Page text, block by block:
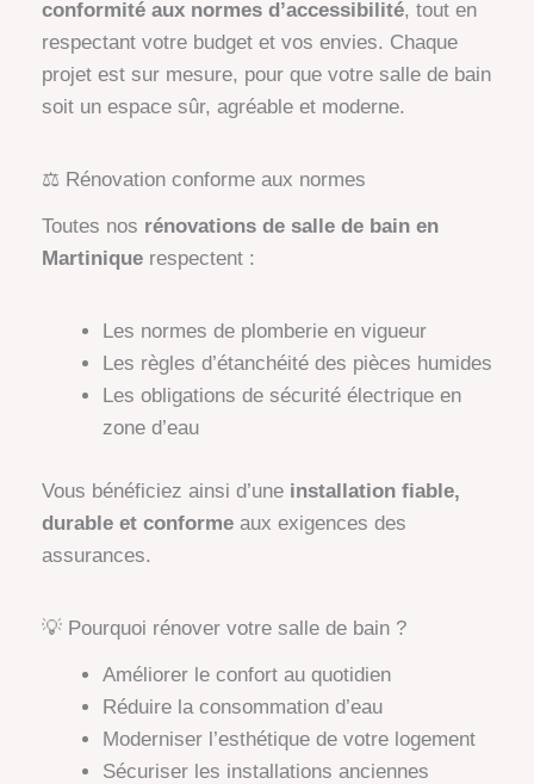
conformité aux normes d’accessibilité, tout en
respectant votre budget et vos envies. Chaque
projet est sur mesure, pour que votre salle de bain
soit un espace sûr, agréable et moderne.
⚖️ Rénovation conforme aux normes
Toutes nos rénovations de salle de bain en
Martinique respectent :
Les normes de plomberie en vigueur
Les règles d’étanchéité des pièces humides
Les obligations de sécurité électrique en
zone d’eau
Vous bénéficiez ainsi d’une installation fiable,
durable et conforme aux exigences des
assurances.
💡 Pourquoi rénover votre salle de bain ?
Améliorer le confort au quotidien
Réduire la consommation d’eau
Moderniser l’esthétique de votre logement
Sécuriser les installations anciennes